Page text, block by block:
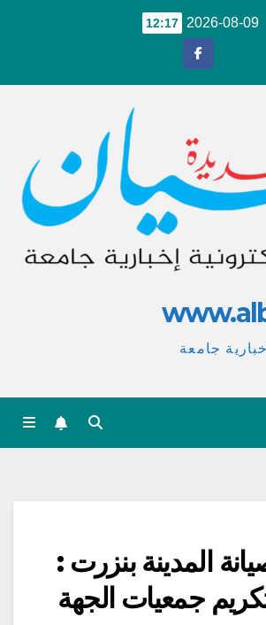
2026-08-09
12:17
جامعة
المدينة بنزرت :
جمعيات الجهة